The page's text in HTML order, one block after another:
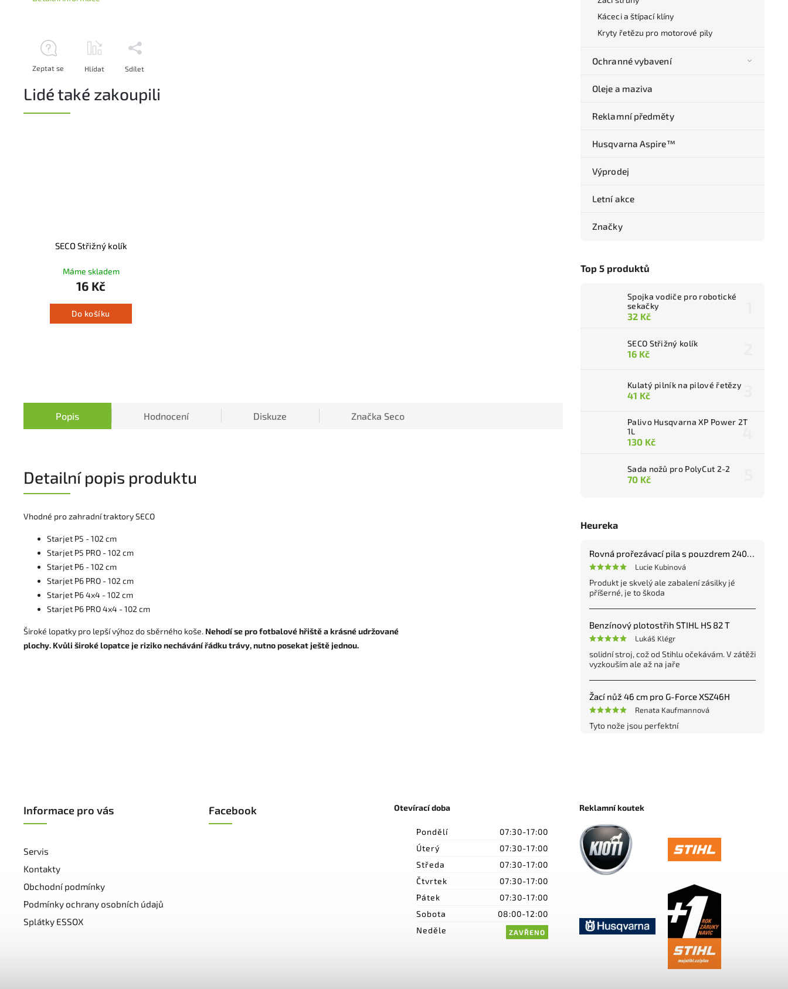
Káceci a štípací klíny
Kryty řetězu pro motorové pily
Ochranné vybavení
Oleje a maziva
Reklamní předměty
Husqvarna Aspire™
Výprodej
Letní akce
Značky
Top 5 produktů
Spojka vodiče pro robotické
sekačky
32 Kč
SECO Střižný kolík
16 Kč
Kulatý pilník na pilové řetězy
41 Kč
Palivo Husqvarna XP Power 2T
1L
130 Kč
Sada nožů pro PolyCut 2-2
70 Kč
Heureka
Rovná prořezávací pila s pouzdrem 240 mm
Lucie Kubinová
Produkt je skvelý ale zabalení zásilky jé
příšerné, je to škoda
Benzínový plotostřih STIHL HS 82 T
Lukáš Klégr
solidní stroj, což od Stihlu očekávám. V zátěži
vyzkouším ale až na jaře
Žací nůž 46 cm pro G-Force XSZ46H
Renata Kaufmannová
Tyto nože jsou perfektní
Zeptat se Hlídat Sdílet
Lidé také zakoupili
SECO Střižný kolík
Máme skladem
16 Kč
Do košíku
Popis Hodnocení Diskuze Značka Seco
Detailní popis produktu
Vhodné pro zahradní traktory SECO
Starjet P5 - 102 cm
Starjet P5 PRO - 102 cm
Starjet P6 - 102 cm
Starjet P6 PRO - 102 cm
Starjet P6 4x4 - 102 cm
Starjet P6 PRO 4x4 - 102 cm
Široké lopatky pro lepší výhoz do sběrného koše. Nehodí se pro fotbalové hřiště a krásné udržované
plochy. Kvůli široké lopatce je riziko nechávání řádku trávy, nutno posekat ještě jednou.
Informace pro vás
Servis
Kontakty
Obchodní podmínky
Podmínky ochrany osobních údajů
Splátky ESSOX
Facebook Otevírací doba
Pondělí
07:30-17:00
Úterý
07:30-17:00
Středa
07:30-17:00
Čtvrtek
07:30-17:00
Pátek
07:30-17:00
Sobota
08:00-12:00
Neděle
ZAVŘENO
Reklamní koutek